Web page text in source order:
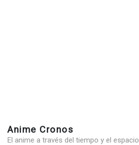
Anime Cronos
El anime a través del tiempo y el espacio